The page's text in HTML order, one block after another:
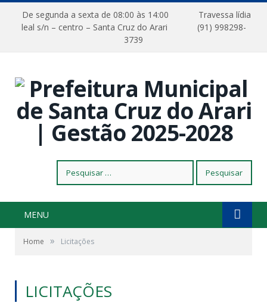
De segunda a sexta de 08:00 às 14:00
Travessa lídia
leal s/n – centro – Santa Cruz do Arari
(91) 998298-
3739
por:
MENU
Home » Licitações
LICITAÇÕES